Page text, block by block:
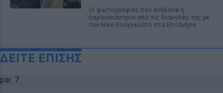
Οι φωτογραφίες που ανέβασε η
παρουσιάστρια από τις διακοπές της με
τον Νίκο Ευαγγελάτο στα Επτάνησα
ΔΕΙΤΕ ΕΠΙΣΗΣ
par: 7